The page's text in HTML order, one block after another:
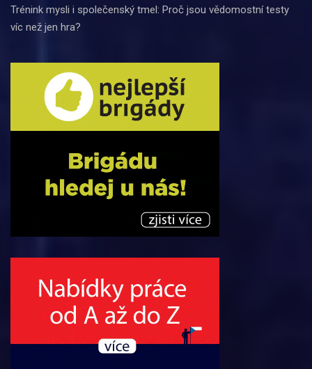
Trénink mysli i společenský tmel: Proč jsou vědomostní testy
víc než jen hra?